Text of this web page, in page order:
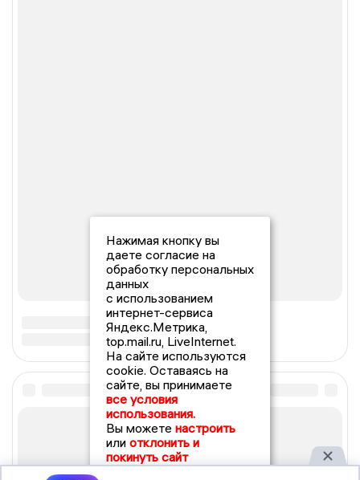
Нажимая кнопку вы
даете согласие на
обработку персональных
данных
с использованием
интернет-сервиса
Яндекс.Метрика,
top.mail.ru, LiveInternet.
На сайте используются
cookie. Оставаясь на
сайте, вы принимаете
все условия
использования.
Вы можете настроить
или отклонить и
покинуть сайт